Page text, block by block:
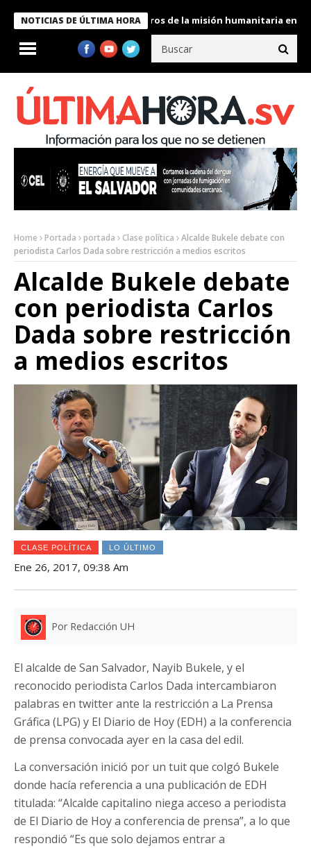
NOTICIAS DE ÚLTIMA HORA
condecora a miembros de la misión humanitaria enviada a
Home Portada portada Clase política
Alcalde Bukele debate con
periodista Carlos Dada sobre restricción a medios escritos
Alcalde Bukele debate
con periodista Carlos
Dada sobre restricción
a medios escritos
CLASE POLÍTICA LO ÚLTIMO
Ene 26, 2017, 09:38 Am
Por Redacción UH
El alcalde de San Salvador, Nayib Bukele, y el
reconocido periodista Carlos Dada intercambiaron
palabras en twitter ante la restricción a La Prensa
Gráfica (LPG) y El Diario de Hoy (EDH) a la conferencia
de prensa convocada ayer en la casa del edil.
La conversación inició por un tuit que colgó Bukele
donde hacía referencia a una publicación de EDH
titulada: “Alcalde capitalino niega acceso a periodista
de El Diario de Hoy a conferencia de prensa”, a lo que
respondió “Es que solo dejamos entrar a